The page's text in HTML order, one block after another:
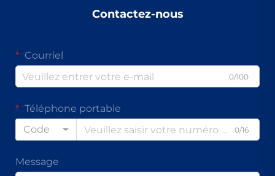
Contactez-nous
Courriel
0/100
Téléphone portable
Code
0/16
Message